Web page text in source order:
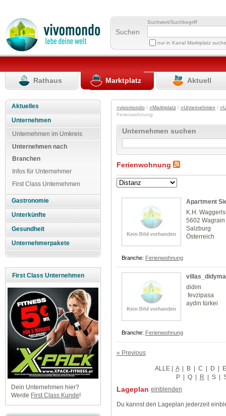
Suchen
Suchwort/Suchbegriff
nur in Kanal Marktplatz
Rathaus Marktplatz Aktuell
Aktuelles
Unternehmen
Unternehmen im Umkreis
Unternehmen nach
Branchen
Infos für Unternehmer
First Class Unternehmen
Gastronomie
Unterkünfte
Gesundheit
Unternehmerpakete
First Class Unternehmen
Dein Unternehmen hier?
Werde First Class Kunde!
»vivomondo / »Marktplatz/ »Unternehmen /
Ferienwohnung
Unternehmen suchen
Ferienwohnung
Apartment
K.H.
5602 Wagrain
Salzburg
Österreich
Branche: Ferienwohnung
villas_didyma
didim
fevzipasa
aydin türkei
Branche: Ferienwohnung
« Previous
ALLE| A | B | C | D |
P | Q | R | S |
Lageplan einblenden
Du kannst den Lageplan jederzeit